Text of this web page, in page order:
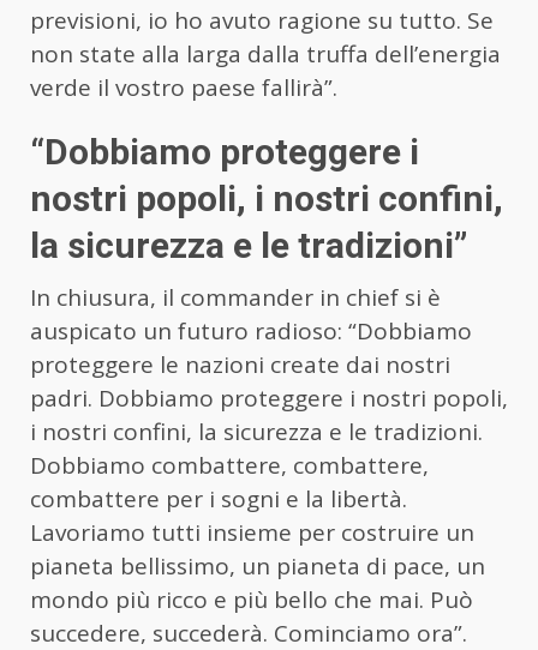
previsioni, io ho avuto ragione su tutto. Se
non state alla larga dalla truffa dell’energia
verde il vostro paese fallirà”.
“Dobbiamo proteggere i
nostri popoli, i nostri confini,
la sicurezza e le tradizioni”
In chiusura, il commander in chief si è
auspicato un futuro radioso: “Dobbiamo
proteggere le nazioni create dai nostri
padri. Dobbiamo proteggere i nostri popoli,
i nostri confini, la sicurezza e le tradizioni.
Dobbiamo combattere, combattere,
combattere per i sogni e la libertà.
Lavoriamo tutti insieme per costruire un
pianeta bellissimo, un pianeta di pace, un
mondo più ricco e più bello che mai. Può
succedere, succederà. Cominciamo ora”.